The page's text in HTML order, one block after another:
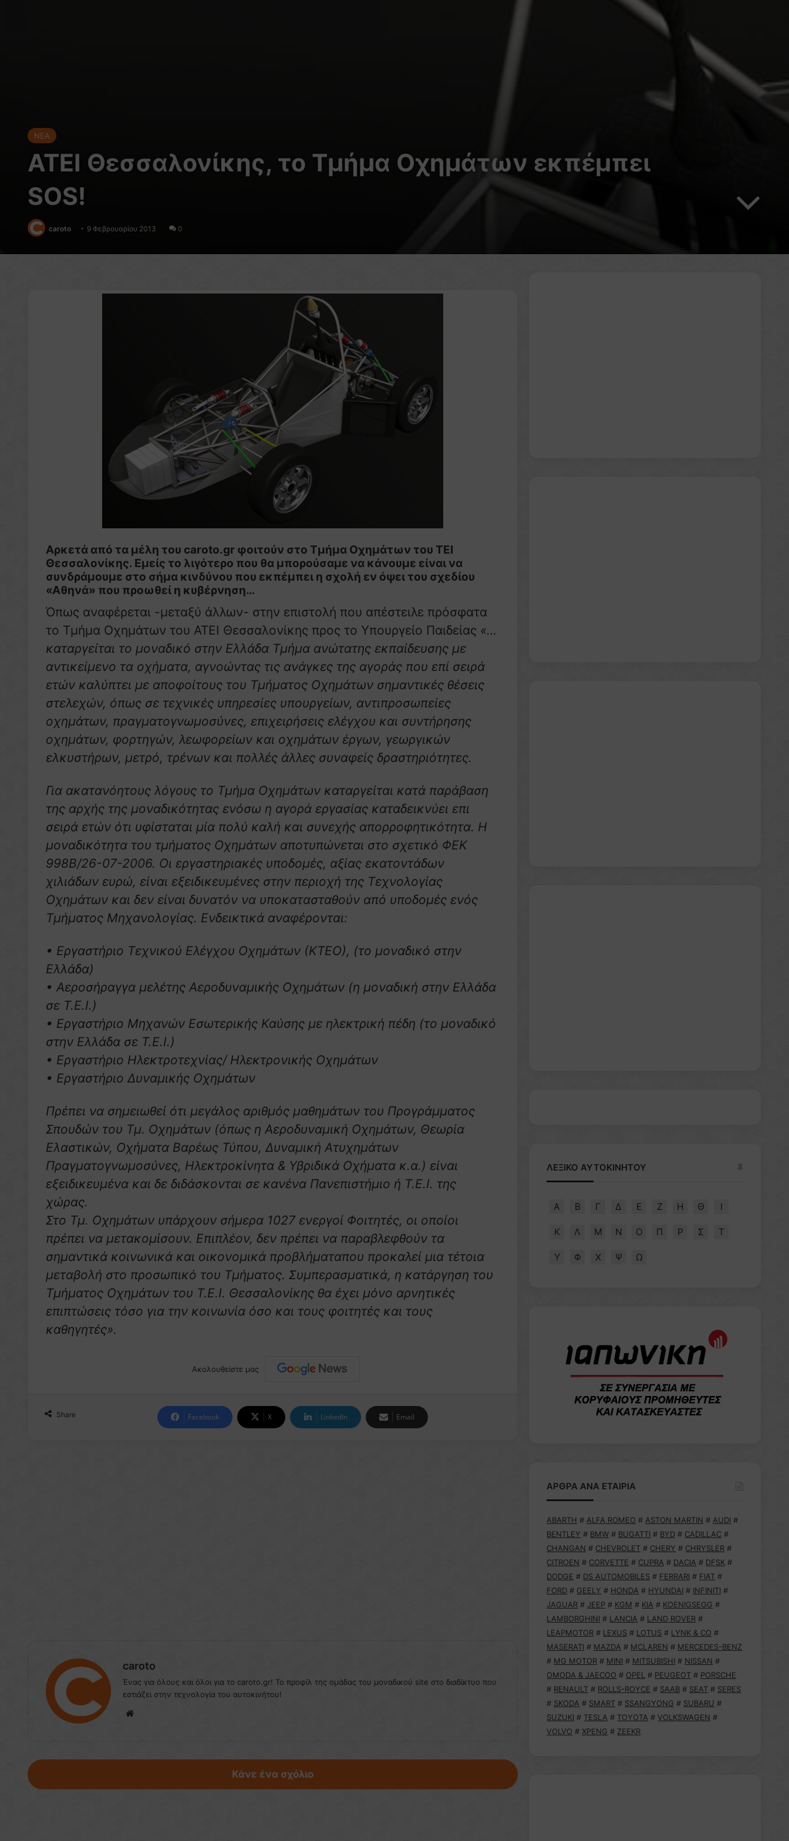
NEA
ΑΤΕΙ Θεσσαλονίκης, το Tμήμα Oχημάτων εκπέμπει
SOS!
caroto 9 Φεβρουαρίου 2013 0
Αρκετά από τα μέλη του caroto.gr φοιτούν στο Τμήμα Οχημάτων του ΤΕΙ
Θεσσαλονίκης. Εμείς το λιγότερο που θα μπορούσαμε να κάνουμε είναι να
συνδράμουμε στο σήμα κινδύνου που εκπέμπει η σχολή εν όψει του σχεδίου
«Αθηνά» που προωθεί η κυβέρνηση…
Όπως αναφέρεται -μεταξύ άλλων- στην επιστολή που απέστειλε πρόσφατα
το Τμήμα Οχημάτων του ΑΤΕΙ Θεσσαλονίκης προς το Υπουργείο Παιδείας «…
καταργείται το μοναδικό στην Ελλάδα Τμήμα ανώτατης εκπαίδευσης με
αντικείμενο τα οχήματα, αγνοώντας τις ανάγκες της αγοράς που επί σειρά
ετών καλύπτει με αποφοίτους του Τμήματος Οχημάτων σημαντικές θέσεις
στελεχών, όπως σε τεχνικές υπηρεσίες υπουργείων, αντιπροσωπείες
οχημάτων, πραγματογνωμοσύνες, επιχειρήσεις ελέγχου και συντήρησης
οχημάτων, φορτηγών, λεωφορείων και οχημάτων έργων, γεωργικών
ελκυστήρων, μετρό, τρένων και πολλές άλλες συναφείς δραστηριότητες.
Για ακατανόητους λόγους το Τμήμα Οχημάτων καταργείται κατά παράβαση
της αρχής της μοναδικότητας ενόσω η αγορά εργασίας καταδεικνύει επι
σειρά ετών ότι υφίσταται μία πολύ καλή και συνεχής απορροφητικότητα. Η
μοναδικότητα του τμήματος Οχημάτων αποτυπώνεται στο σχετικό ΦΕΚ
998Β/26-07-2006. Οι εργαστηριακές υποδομές, αξίας εκατοντάδων
χιλιάδων ευρώ, είναι εξειδικευμένες στην περιοχή της Τεχνολογίας
Οχημάτων και δεν είναι δυνατόν να υποκατασταθούν από υποδομές ενός
Τμήματος Μηχανολογίας. Ενδεικτικά αναφέρονται:
• Εργαστήριο Τεχνικού Ελέγχου Οχημάτων (ΚΤΕΟ), (το μοναδικό στην
Ελλάδα)
• Αεροσήραγγα μελέτης Αεροδυναμικής Οχημάτων (η μοναδική στην Ελλάδα
σε Τ.Ε.Ι.)
• Εργαστήριο Μηχανών Εσωτερικής Καύσης με ηλεκτρική πέδη (το μοναδικό
στην Ελλάδα σε Τ.Ε.Ι.)
• Εργαστήριο Ηλεκτροτεχνίας/ Ηλεκτρονικής Οχημάτων
• Εργαστήριο Δυναμικής Οχημάτων
Πρέπει να σημειωθεί ότι μεγάλος αριθμός μαθημάτων του Προγράμματος
Σπουδών του Τμ. Οχημάτων (όπως η Αεροδυναμική Οχημάτων, Θεωρία
Ελαστικών, Οχήματα Βαρέως Τύπου, Δυναμική Ατυχημάτων
Πραγματογνωμοσύνες, Ηλεκτροκίνητα & Υβριδικά Οχήματα κ.α.) είναι
εξειδικευμένα και δε διδάσκονται σε κανένα Πανεπιστήμιο ή Τ.Ε.Ι. της
χώρας.
Στο Τμ. Οχημάτων υπάρχουν σήμερα 1027 ενεργοί Φοιτητές, οι οποίοι
πρέπει να μετακομίσουν. Επιπλέον, δεν πρέπει να παραβλεφθούν τα
σημαντικά κοινωνικά και οικονομικά προβλήματαπου προκαλεί μια τέτοια
μεταβολή στο προσωπικό του Τμήματος. Συμπερασματικά, η κατάργηση του
Τμήματος Οχημάτων του Τ.Ε.Ι. Θεσσαλονίκης θα έχει μόνο αρνητικές
επιπτώσεις τόσο για την κοινωνία όσο και τους φοιτητές και τους
καθηγητές».
Ακολουθείστε μας
Share Facebook X LinkedIn Email
caroto
Ένας για όλους και όλοι για το caroto.gr! Το προφίλ της ομάδας του μοναδικού site στο διαδίκτυο που
εστιάζει στην τεχνολογία του αυτοκινήτου!
Κάνε ένα σχόλιο
ΛΕΞΙΚΟ ΑΥΤΟΚΙΝΗΤΟΥ
Α Β Γ Δ Ε Ζ Η Θ Ι
Κ Λ Μ Ν Ο Π Ρ Σ Τ
Υ Φ Χ Ψ Ω
ΑΡΘΡΑ ΑΝΑ ΕΤΑΙΡΙΑ
ABARTH # ALFA ROMEO # ASTON MARTIN # AUDI #
BENTLEY # BMW # BUGATTI # BYD # CADILLAC #
CHANGAN # CHEVROLET # CHERY # CHRYSLER #
CITROEN # CORVETTE # CUPRA # DACIA # DFSK #
DODGE # DS AUTOMOBILES # FERRARI # FIAT #
FORD # GEELY # HONDA # HYUNDAI # INFINITI #
JAGUAR # JEEP # KGM # KIA # KOENIGSEGG #
LAMBORGHINI # LANCIA # LAND ROVER #
LEAPMOTOR # LEXUS # LOTUS # LYNK & CO #
MASERATI # MAZDA # MCLAREN # MERCEDES-BENZ
# MG MOTOR # MINI # MITSUBISHI # NISSAN #
OMODA & JAECOO # OPEL # PEUGEOT # PORSCHE
# RENAULT # ROLLS-ROYCE # SAAB # SEAT # SERES
# SKODA # SMART # SSANGYONG # SUBARU #
SUZUKI # TESLA # TOYOTA # VOLKSWAGEN #
VOLVO # XPENG # ZEEKR